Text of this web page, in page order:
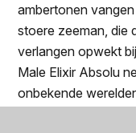
ambertonen
stoere zeeman, die
verlangen opwekt
Male Elixir Absolu
onbekende